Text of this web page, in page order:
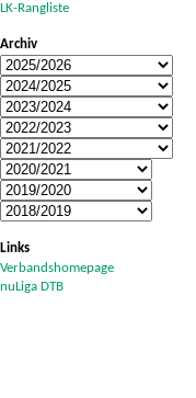
LK-Rangliste
Archiv
Links
Verbandshomepage
nuLiga DTB